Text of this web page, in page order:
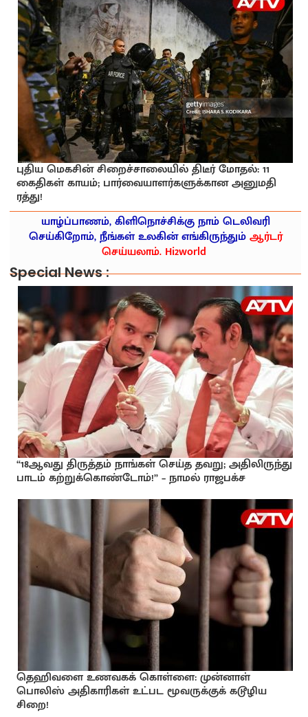
புதிய மெகசின் சிறைச்சாலையில் திடீர் மோதல்: 11
கைதிகள் காயம்; பார்வையாளர்களுக்கான அனுமதி
ரத்து!
யாழ்ப்பாணம், கிளிநொச்சிக்கு நாம் டெலிவரி
செய்கிறோம், நீங்கள் உலகின் எங்கிருந்தும்ஆர்டர்
செய்யலாம். Hi2world
Special News :
“18ஆவது திருத்தம் நாங்கள் செய்த தவறு; அதிலிருந்து
பாடம் கற்றுக்கொண்டோம்!” – நாமல் ராஜபக்ச
தெஹிவளை உணவகக் கொள்ளை: முன்னாள்
பொலிஸ் அதிகாரிகள் உட்பட மூவருக்குக் கடூழிய
சிறை!